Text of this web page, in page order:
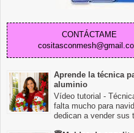
CONTÁCTAME
Aprende la técnica
aluminio
Vídeo tutorial -
falta mucho para
dedican a vender sus